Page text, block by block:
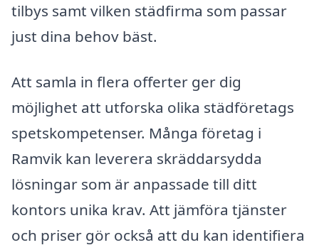
tilbys samt vilken städfirma som passar
just dina behov bäst.
Att samla in flera offerter ger dig
möjlighet att utforska olika städföretags
spetskompetenser. Många företag i
Ramvik kan leverera skräddarsydda
lösningar som är anpassade till ditt
kontors unika krav. Att jämföra tjänster
och priser gör också att du kan identifiera